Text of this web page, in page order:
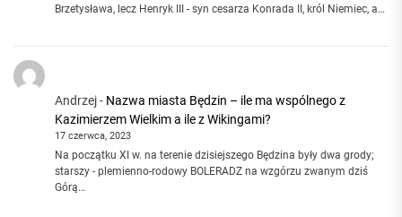
Brzetysława, lecz Henryk III - syn cesarza Konrada II, król Niemiec, a…
Andrzej- Nazwa miasta Będzin – ile ma wspólnego z
Kazimierzem Wielkim a ile z Wikingami?
17 czerwca, 2023
Na początku XI w. na terenie dzisiejszego Będzina były dwa grody;
starszy - plemienno-rodowy BOLERADZ na wzgórzu zwanym dziś
Górą…